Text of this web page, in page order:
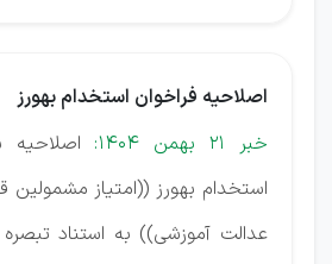
اصلاحیه فراخوان استخدام بهورز
خبر 21 بهمن 1404:
استخدام بهورز ((امتیاز مشمولین